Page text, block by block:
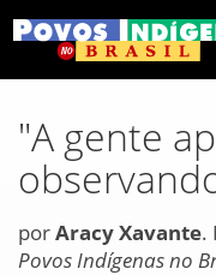
"A gente
porAracy Xavante.
Povos Indígenas no